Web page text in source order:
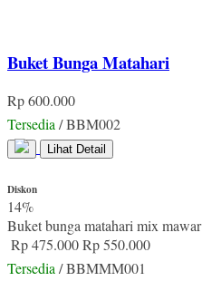
Buket Bunga Matahari
Rp 600.000
Tersedia/ BBM002
Lihat Detail
Diskon
14%
Buket bunga matahari mix mawar
Rp 475.000Rp 550.000
Tersedia/ BBMMM001